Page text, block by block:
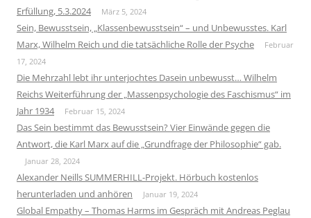
Erfüllung, 5.3.2024
März 5, 2024
Sein, Bewusstsein, „Klassenbewusstsein“ – und Unbewusstes. Karl
Marx, Wilhelm Reich und die tatsächliche Rolle der Psyche
Februar
17, 2024
Die Mehrzahl lebt ihr unterjochtes Dasein unbewusst… Wilhelm
Reichs Weiterführung der „Massenpsychologie des Faschismus“ im
Jahr 1934
Februar 15, 2024
Das Sein bestimmt das Bewusstsein? Vier Einwände gegen die
Antwort, die Karl Marx auf die „Grundfrage der Philosophie“ gab.
Januar 28, 2024
Alexander Neills SUMMERHILL-Projekt. Hörbuch kostenlos
herunterladen und anhören
Januar 19, 2024
Global Empathy – Thomas Harms im Gespräch mit Andreas Peglau